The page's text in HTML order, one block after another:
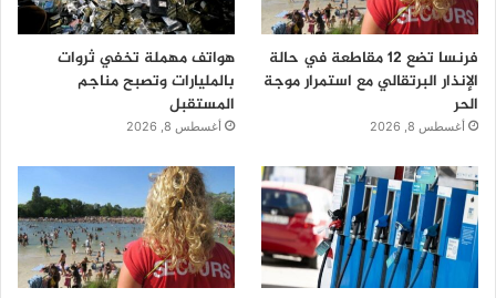
فرنسا تضع 12 مقاطعة في حالة
الإنذار البرتقالي مع استمرار موجة
الحر
أغسطس 8, 2026
هواتف مهملة تخفي ثروات
بالمليارات وتصبح مناجم
المستقبل
أغسطس 8, 2026